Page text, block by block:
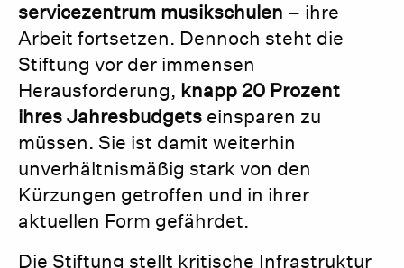
servicezentrum musikschulen – ihre
Arbeit fortsetzen. Dennoch steht die
Stiftung vor der immensen
Herausforderung, knapp 20 Prozent
ihres Jahresbudgets einsparen zu
müssen. Sie ist damit weiterhin
unverhältnismäßig stark von den
Kürzungen getroffen und in ihrer
aktuellen Form gefährdet.
Die Stiftung stellt kritische Infrastruktur